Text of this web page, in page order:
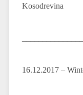
Kosodrevina
16.12.2017 –